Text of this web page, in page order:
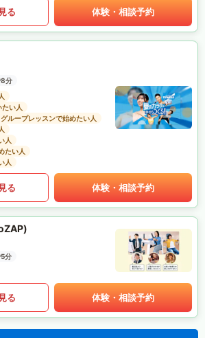
る 体験・相談予約
8分
い人
グループレッスンで始めたい人
人
たい人
人
る 体験・相談予約
分
る 体験・相談予約